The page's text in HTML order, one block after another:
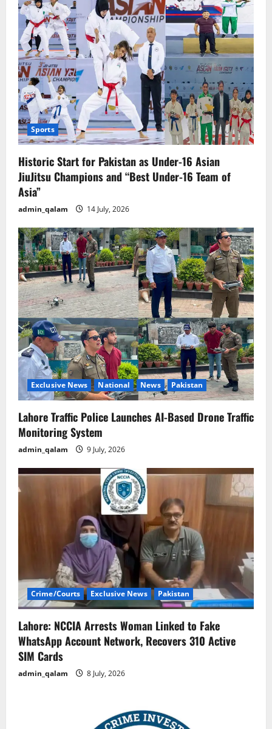
Sports
Historic Start for Pakistan as Under-16 Asian
JiuJitsu Champions and “Best Under-16 Team of
Asia”
admin_qalam 14 July, 2026
Exclusive News National News Pakistan
Lahore Traffic Police Launches AI-Based Drone Traffic
Monitoring System
admin_qalam 9 July, 2026
Crime/Courts Exclusive News Pakistan
Lahore: NCCIA Arrests Woman Linked to Fake
WhatsApp Account Network, Recovers 310 Active
SIM Cards
admin_qalam 8 July, 2026